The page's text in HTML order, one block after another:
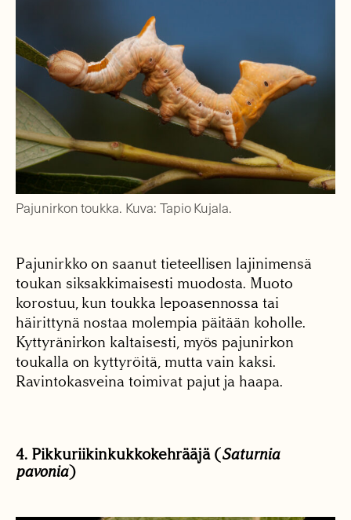
Pajunirkon toukka. Kuva: Tapio Kujala.
Pajunirkko on saanut tieteellisen lajinimensä
toukan siksakkimaisesti muodosta. Muoto
korostuu, kun toukka lepoasennossa tai
häirittynä nostaa molempia päitään koholle.
Kyttyränirkon kaltaisesti, myös pajunirkon
toukalla on kyttyröitä, mutta vain kaksi.
Ravintokasveina toimivat pajut ja haapa.
4. Pikkuriikinkukkokehrääjä (Saturnia
pavonia)